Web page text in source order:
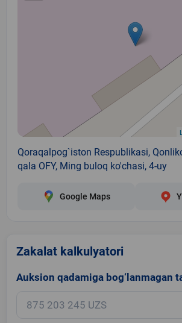
Qoraqalpog`iston Respublikasi,
qala OFY, Ming buloq ko'chasi, 4-uy
Google Maps
Zakalat kalkulyatori
Auksion qadamiga bog‘lanmagan